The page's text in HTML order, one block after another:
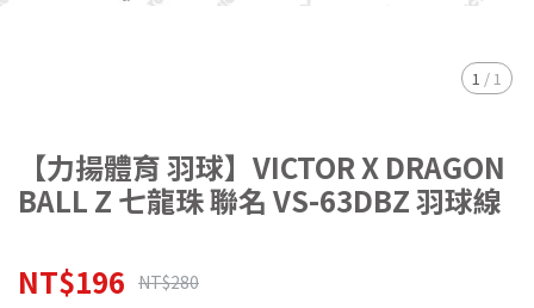
1 /1
【力揚體育 羽球】VICTOR X DRAGON
BALL Z 七龍珠 聯名 VS-63DBZ 羽球線
NT$196 NT$280